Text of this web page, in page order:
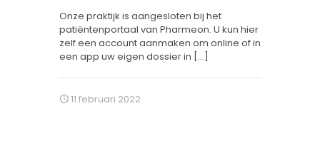
Onze praktijk is aangesloten bij het
patiëntenportaal van Pharmeon. U kun hier
zelf een account aanmaken om online of in
een app uw eigen dossier in […]
11 februari 2022